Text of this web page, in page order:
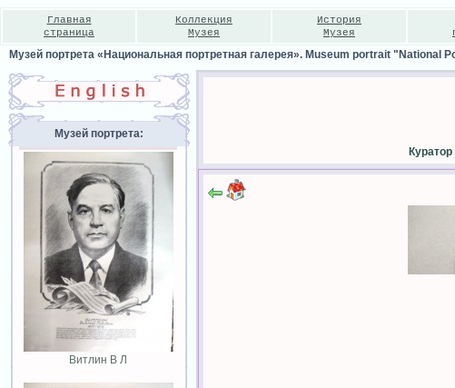
Главная
страница
Коллекция
Музея
История
Музея
Музей портрета «Национальная портретная галерея». Museum portrait "National
Музей портрета:
Витлин В Л